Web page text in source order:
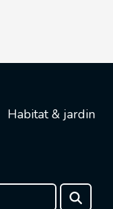
Habitat & jardin